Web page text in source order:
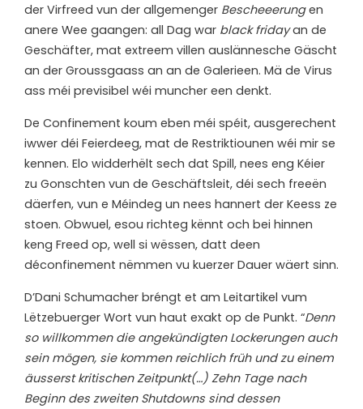
der Virfreed vun der allgemenger Bescheeerungen
anere Wee gaangen: all Dag war black fridayan de
Geschäfter, mat extreem villen auslännesche Gäscht
an der Groussgaass an an de Galerieen. Mä de Virus
ass méi previsibel wéi muncher een denkt.
De Confinement koum eben méi spéit, ausgerechent
iwwer déi Feierdeeg, mat de Restriktiounen wéi mir se
kennen. Elo widderhëlt sech dat Spill, nees eng Kéier
zu Gonschten vun de Geschäftsleit, déi sech freeën
däerfen, vun e Méindeg un nees hannert der Keess ze
stoen. Obwuel, esou richteg kënnt och bei hinnen
keng Freed op, well si wëssen, datt deen
déconfinement nëmmen vu kuerzer Dauer wäert sinn.
D’Dani Schumacher bréngt et am Leitartikel vum
Lëtzebuerger Wort vun haut exakt op de Punkt. “Denn
so willkommen die angekündigten Lockerungen auch
sein mögen, sie kommen reichlich früh und zu einem
äusserst kritischen Zeitpunkt(…) Zehn Tage nach
Beginn des zweiten Shutdowns sind dessen